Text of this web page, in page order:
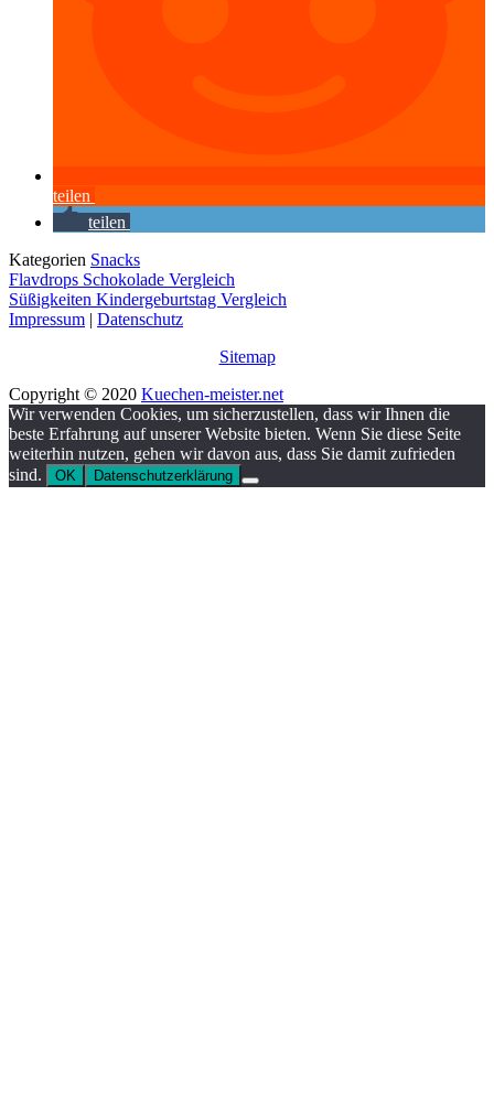
teilen
teilen
Kategorien Snacks
Flavdrops Schokolade Vergleich
Süßigkeiten Kindergeburtstag Vergleich
Impressum | Datenschutz
Sitemap
Copyright © 2020 Kuechen-meister.net
Wir verwenden Cookies, um sicherzustellen, dass wir Ihnen die
beste Erfahrung auf unserer Website bieten. Wenn Sie diese Seite
weiterhin nutzen, gehen wir davon aus, dass Sie damit zufrieden
sind.
OK Datenschutzerklärung